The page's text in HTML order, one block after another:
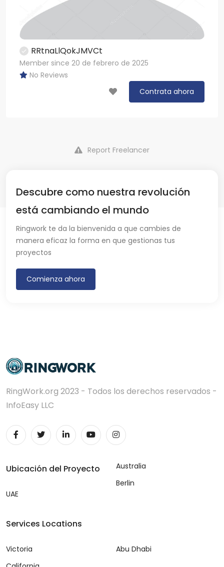
RRtnaLlQokJMVCt
Member since 20 de febrero de 2025
No Reviews
Contrata ahora
Report Freelancer
Descubre como nuestra revolución
está cambiando el mundo
Ringwork te da la bienvenida a que cambies de
manera eficaz la forma en que gestionas tus
proyectos
Comienza ahora
RingWork.org 2023 - Todos los derechos reservados -
InfoEasy LLC
Ubicación del Proyecto
UAE
Australia
Berlin
Services Locations
Victoria
Abu Dhabi